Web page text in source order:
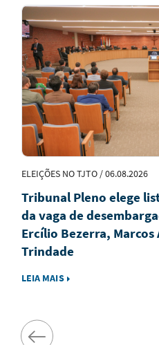
Notícias
em
Destaque
ELEIÇÕES NO TJTO / 06.08.2026
Tribunal Pleno elege
da vaga de
Ercílio Bezerra,
Trindade
LEIA MAIS